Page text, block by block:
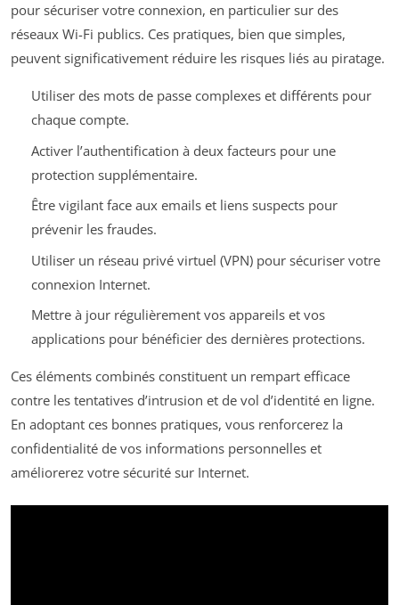
pour sécuriser votre connexion, en particulier sur des
réseaux Wi-Fi publics. Ces pratiques, bien que simples,
peuvent significativement réduire les risques liés au piratage.
Utiliser des mots de passe complexes et différents pour
chaque compte.
Activer l’authentification à deux facteurs pour une
protection supplémentaire.
Être vigilant face aux emails et liens suspects pour
prévenir les fraudes.
Utiliser un réseau privé virtuel (VPN) pour sécuriser votre
connexion Internet.
Mettre à jour régulièrement vos appareils et vos
applications pour bénéficier des dernières protections.
Ces éléments combinés constituent un rempart efficace
contre les tentatives d’intrusion et de vol d’identité en ligne.
En adoptant ces bonnes pratiques, vous renforcerez la
confidentialité de vos informations personnelles et
améliorerez votre sécurité sur Internet.